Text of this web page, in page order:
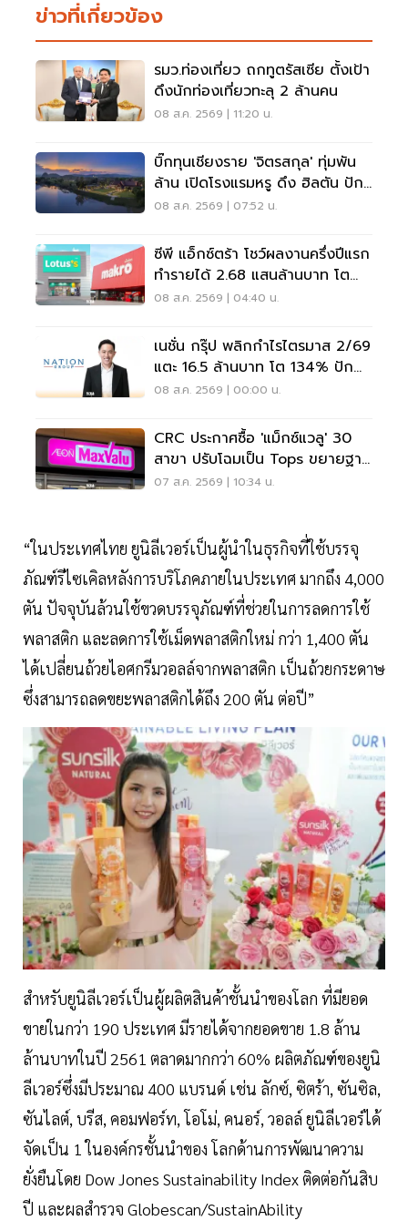
ข่าวที่เกี่ยวข้อง
รมว.ท่องเที่ยว ถกทูตรัสเซีย ตั้งเป้า
ดึงนักท่องเที่ยวทะลุ 2 ล้านคน
08 ส.ค. 2569 | 11:20 น.
บิ๊กทุนเชียงราย 'จิตรสกุล' ทุ่มพัน
ล้าน เปิดโรงแรมหรู ดึง ฮิลตัน ปัก
หมุดแบรนด์ใหม่
08 ส.ค. 2569 | 07:52 น.
ซีพี แอ็กซ์ตร้า โชว์ผลงานครึ่งปีแรก
ทำรายได้ 2.68 แสนล้านบาท โต
3.6%
08 ส.ค. 2569 | 04:40 น.
เนชั่น กรุ๊ป พลิกกำไรไตรมาส 2/69
แตะ 16.5 ล้านบาท โต 134% ปัก
หมุดสู่ ‘มีเดียเทค’
08 ส.ค. 2569 | 00:00 น.
CRC ประกาศซื้อ 'แม็กซ์แวลู' 30
สาขา ปรับโฉมเป็น Tops ขยายฐาน
ลูกค้าเพิ่ม 9 แสนราย
07 ส.ค. 2569 | 10:34 น.
“ในประเทศไทย ยูนิลีเวอร์เป็นผู้นำในธุรกิจที่ใช้บรรจุ
ภัณฑ์รีไซเคิลหลังการบริโภคภายในประเทศ มากถึง 4,000
ตัน ปัจจุบันล้วนใช้ขวดบรรจุภัณฑ์ที่ช่วยในการลดการใช้
พลาสติก และลดการใช้เม็ดพลาสติกใหม่ กว่า 1,400 ตัน
ได้เปลี่ยนถ้วยไอศกรีมวอลล์จากพลาสติก เป็นถ้วยกระดาษ
ซึ่งสามารถลดขยะพลาสติกได้ถึง 200 ตัน ต่อปี”
สำหรับยูนิลีเวอร์เป็นผู้ผลิตสินค้าชั้นนำของโลก ที่มียอด
ขายในกว่า 190 ประเทศ มีรายได้จากยอดขาย 1.8 ล้าน
ล้านบาทในปี 2561 ตลาดมากกว่า 60% ผลิตภัณฑ์ของยูนิ
ลีเวอร์ซึ่งมีประมาณ 400 แบรนด์ เช่น ลักซ์, ซิตร้า, ซันซิล,
ซันไลต์, บรีส, คอมฟอร์ท, โอโม่, คนอร์, วอลล์ ยูนิลีเวอร์ได้
จัดเป็น 1 ในองค์กรชั้นนำของ โลกด้านการพัฒนาความ
ยั่งยืนโดย Dow Jones Sustainability Index ติดต่อกันสิบ
ปี และผลสำรวจ Globescan/SustainAbility